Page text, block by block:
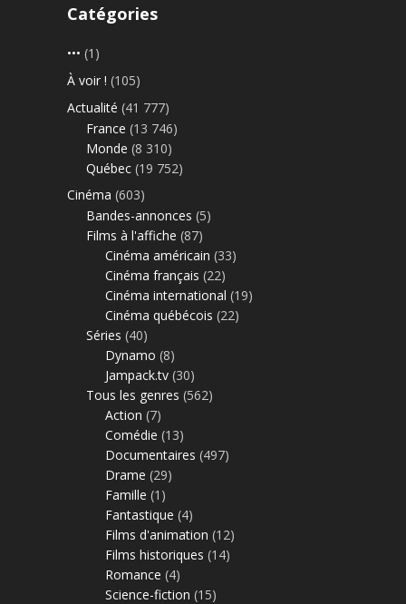
Catégories
••• (1)
À voir ! (105)
Actualité (41 777)
France (13 746)
Monde (8 310)
Québec (19 752)
Cinéma (603)
Bandes-annonces (5)
Films à l'affiche (87)
Cinéma américain (33)
Cinéma français (22)
Cinéma international (19)
Cinéma québécois (22)
Séries (40)
Dynamo (8)
Jampack.tv (30)
Tous les genres (562)
Action (7)
Comédie (13)
Documentaires (497)
Drame (29)
Famille (1)
Fantastique (4)
Films d'animation (12)
Films historiques (14)
Romance (4)
Science-fiction (15)